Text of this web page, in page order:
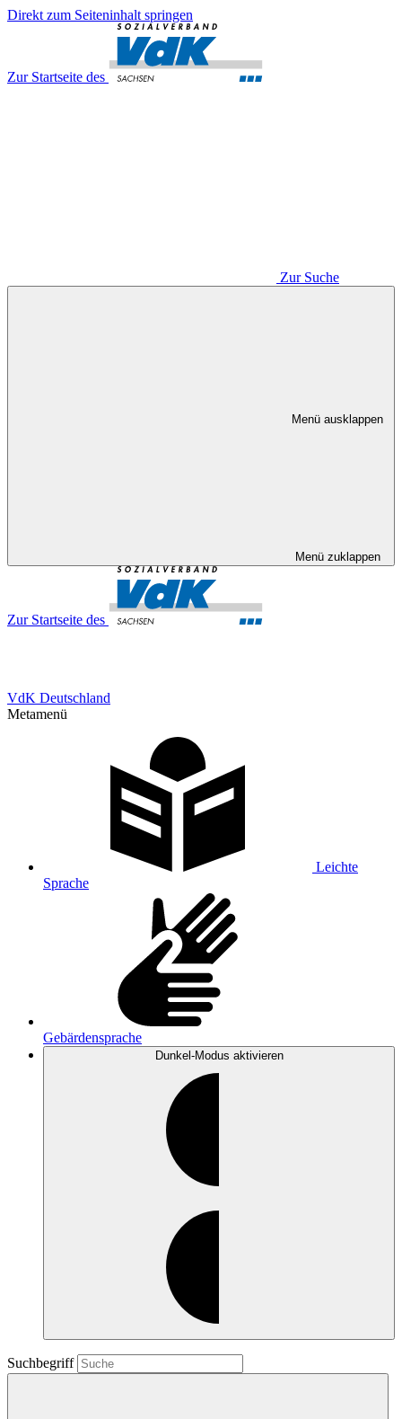
Direkt zum Seiteninhalt springen
Zur Startseite des
Zur Suche
Menü ausklappen
Menü zuklappen
Zur Startseite des
VdK Deutschland
Metamenü
Leichte
Sprache
Gebärdensprache
Dunkel-Modus aktivieren
Suchbegriff